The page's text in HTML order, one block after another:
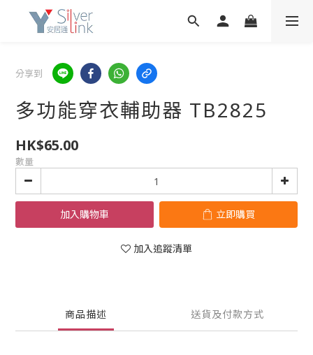
分享到
多功能穿衣輔助器 TB2825
HK$65.00
數量
加入購物車 立即購買
加入追蹤清單
商品描述 送貨及付款方式